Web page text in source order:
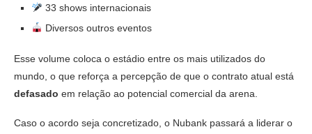
33 shows internacionais
Diversos outros eventos
Esse volume coloca o estádio entre os mais utilizados do
mundo, o que reforça a percepção de que o contrato atual está
defasado em relação ao potencial comercial da arena.
Caso o acordo seja concretizado, o Nubank passará a liderar o